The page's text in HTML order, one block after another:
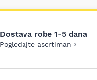
Dostava robe 1-5 dana
Pogledajte asortiman